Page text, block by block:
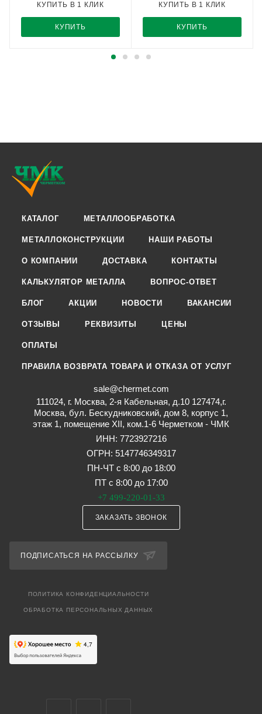
КУПИТЬ
КУПИТЬ В 1 КЛИК
КУПИТЬ
КУПИТЬ В 1 КЛИК
КАТАЛОГ МЕТАЛЛООБРАБОТКА
МЕТАЛЛОКОНСТРУКЦИИ НАШИ РАБОТЫ
О КОМПАНИИ ДОСТАВКА КОНТАКТЫ
КАЛЬКУЛЯТОР МЕТАЛЛА ВОПРОС-ОТВЕТ
БЛОГ АКЦИИ НОВОСТИ ВАКАНСИИ
ОТЗЫВЫ РЕКВИЗИТЫ ЦЕНЫ
ОПЛАТЫ
ПРАВИЛА ВОЗВРАТА ТОВАРА И ОТКАЗА ОТ УСЛУГ
sale@chermet.com
111024, г. Москва, 2-я Кабельная, д.10 127474,г.
Москва, бул. Бескудниковский, дом 8, корпус 1,
этаж 1, помещение XII, ком.1-6 Черметком - ЧМК
ИНН: 7723927216
ОГРН: 5147746349317
ПН-ЧТ с 8:00 до 18:00
ПТ с 8:00 до 17:00
+7 499-220-01-33
ЗАКАЗАТЬ ЗВОНОК
ПОДПИСАТЬСЯ НА РАССЫЛКУ
ПОЛИТИКА КОНФИДЕНЦИАЛЬНОСТИ
ОБРАБОТКА ПЕРСОНАЛЬНЫХ ДАННЫХ